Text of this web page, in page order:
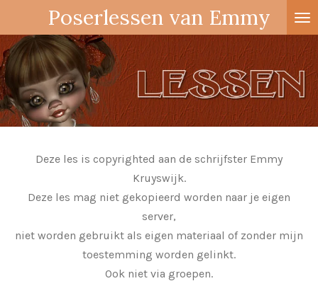
direct
naar
de
hoofdinhoud
Poserlessen van Emmy
Deze les is copyrighted aan de schrijfster Emmy
Kruyswijk.
Deze les mag niet gekopieerd worden naar je eigen
server,
niet worden gebruikt als eigen materiaal of zonder mijn
toestemming worden gelinkt.
Ook niet via groepen.